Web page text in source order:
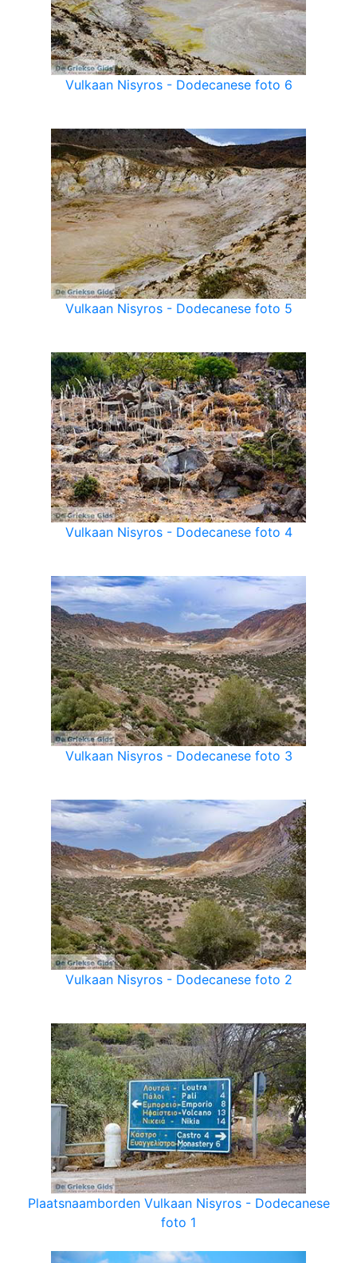
Vulkaan Nisyros - Dodecanese foto 6
Vulkaan Nisyros - Dodecanese foto 5
Vulkaan Nisyros - Dodecanese foto 4
Vulkaan Nisyros - Dodecanese foto 3
Vulkaan Nisyros - Dodecanese foto 2
Plaatsnaamborden Vulkaan Nisyros - Dodecanese
foto 1